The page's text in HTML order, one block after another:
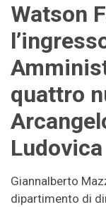
Watson
quattro
Giannalberto
dipartimento di